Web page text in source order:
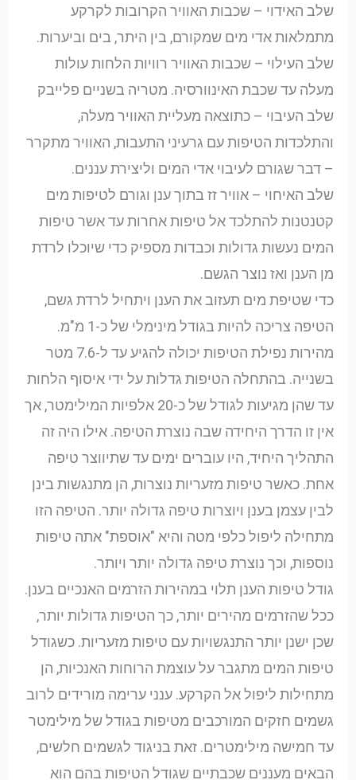
שלב האידוי – שכבות האוויר הקרובות לקרקע
מתמלאות אדי מים שמקורם, בין היתר, בים וביערות.
שלב העילוי – שכבות האוויר רוויות הלחות עולות
מעלה עד שכבת האינוורסיה. מטריה בשניים פלייבק
שלב העיבוי – כתוצאה מעליית האוויר מעלה,
והתלכדות הטיפות עם גרעיני התעבות, האוויר מתקרר
– דבר שגורם לעיבוי אדי המים וליצירת עננים.
שלב האיחוי – אוויר זז בתוך ענן וגורם לטיפות מים
קטנטנות להתלכד אל טיפות אחרות עד אשר טיפות
המים נעשות גדולות וכבדות מספיק כדי שיוכלו לרדת
מן הענן ואז נוצר הגשם.
כדי שטיפת מים תעזוב את הענן ויתחיל לרדת גשם,
הטיפה צריכה להיות בגודל מינימלי של כ-1 מ"מ.
מהירות נפילת הטיפות יכולה להגיע עד ל-7.6 מטר
בשנייה. בהתחלה הטיפות גדלות על ידי איסוף הלחות
עד שהן מגיעות לגודל של כ-20 אלפיות המילימטר, אך
אין זו הדרך היחידה שבה נוצרת הטיפה. אילו היה זה
התהליך היחיד, היו עוברים ימים עד שתיווצר טיפה
אחת. כאשר טיפות מזעריות נוצרות, הן מתנגשות בינן
לבין עצמן בענן ויוצרות טיפה גדולה יותר. הטיפה הזו
מתחילה ליפול כלפי מטה והיא "אוספת" אתה טיפות
נוספות, וכך נוצרת טיפה גדולה יותר ויותר.
גודל טיפות הענן תלוי במהירות הזרמים האנכיים בענן.
ככל שהזרמים מהירים יותר, כך הטיפות גדולות יותר,
שכן ישנן יותר התנגשויות עם טיפות מזעריות. כשגודל
טיפות המים מתגבר על עוצמת הרוחות האנכיות, הן
מתחילות ליפול אל הקרקע. ענני ערימה מורידים לרוב
גשמים חזקים המורכבים מטיפות בגודל של מילימטר
עד חמישה מילימטרים. זאת בניגוד לגשמים חלשים,
הבאים מעננים שכבתיים שגודל הטיפות בהם הוא